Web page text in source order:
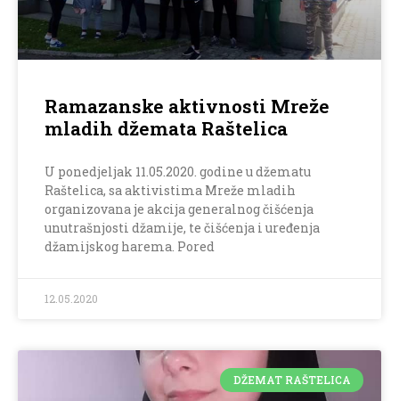
Ramazanske aktivnosti Mreže
mladih džemata Raštelica
U ponedjeljak 11.05.2020. godine u džematu
Raštelica, sa aktivistima Mreže mladih
organizovana je akcija generalnog čišćenja
unutrašnjosti džamije, te čišćenja i uređenja
džamijskog harema. Pored
12.05.2020
DŽEMAT RAŠTELICA